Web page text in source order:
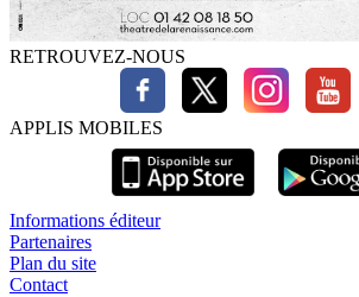
RETROUVEZ-NOUS
APPLIS MOBILES
Informations éditeur
Partenaires
Plan du site
Contact